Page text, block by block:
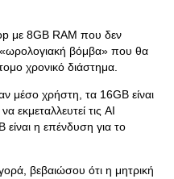
με 8GB RAM που δεν
«ωρολογιακή βόμβα» που θα
χρονικό διάστημα.
μέσο χρήστη, τα 16GB είναι
εκμεταλλευτεί τις AI
η επένδυση για το
βεβαιώσου ότι η μητρική